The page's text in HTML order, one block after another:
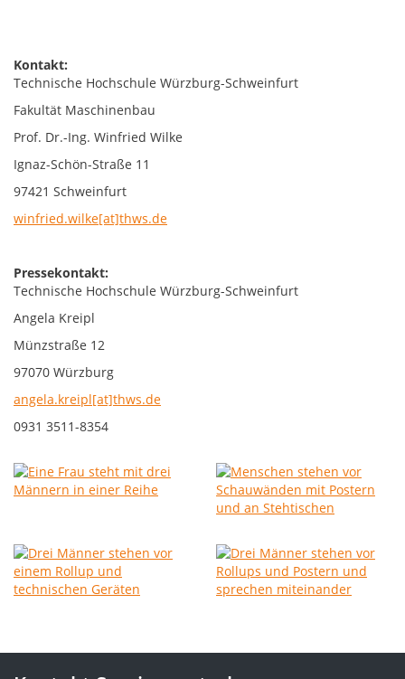
Kontakt:
Technische Hochschule Würzburg-Schweinfurt
Fakultät Maschinenbau
Prof. Dr.-Ing. Winfried Wilke
Ignaz-Schön-Straße 11
97421 Schweinfurt
winfried.wilke[at]thws.de
Pressekontakt:
Technische Hochschule Würzburg-Schweinfurt
Angela Kreipl
Münzstraße 12
97070 Würzburg
angela.kreipl[at]thws.de
0931 3511-8354